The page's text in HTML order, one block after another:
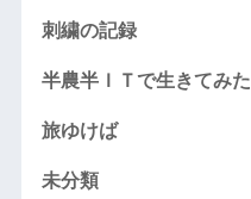
刺繍の記録
半農半ＩＴで生きてみ
旅ゆけば
未分類